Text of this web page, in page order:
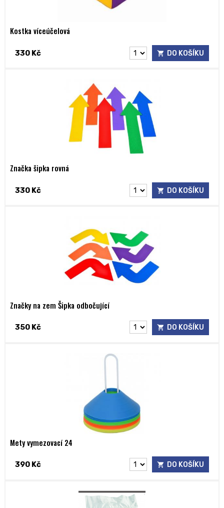
Kostka víceúčelová
330 Kč DO KOŠÍKU
Značka šipka rovná
330 Kč DO KOŠÍKU
Značky na zem Šipka odbočující
350 Kč DO KOŠÍKU
Mety vymezovací 24
390 Kč DO KOŠÍKU